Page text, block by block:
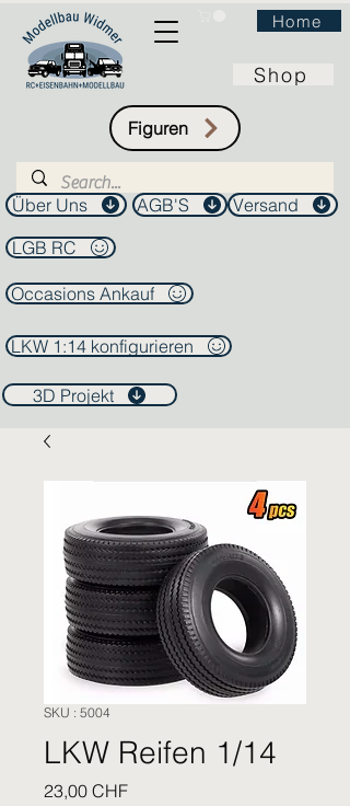
Home
Shop
Figuren
Über Uns AGB'S
Versand
LGB RC
Occasions Ankauf
LKW 1:14 konfigurieren
3D Projekt
SKU : 5004
LKW Reifen 1/14
23,00 CHFPrix